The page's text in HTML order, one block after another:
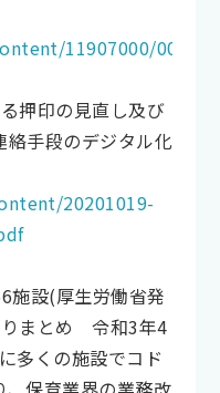
11907000/
押印の見直し及び
手段のデジタル化
20201019-
施設(厚生労働省発
りまとめ 令和3年4
多くの施設でコド